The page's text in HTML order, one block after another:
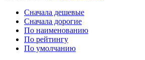
Cначала дешевые
Cначала дорогие
По наименованию
По рейтингу
По умолчанию